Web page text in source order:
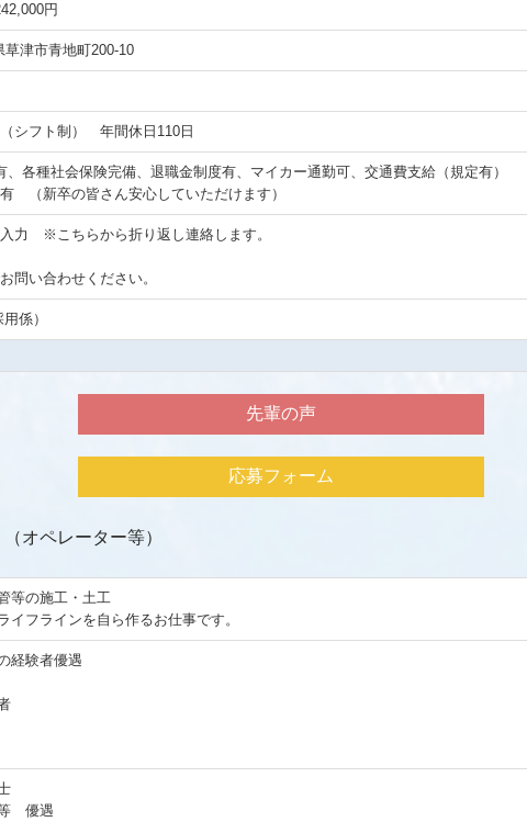
円
草津市青地町200-10
シフト制） 年間休日110日
、各種社会保険完備、退職金制度有、マイカー通勤可、交通費支給（規定有）
（新卒の皆さん安心していただけます）
入力 ※こちらから折り返し連絡します。
問い合わせください。
用係）
先輩の声
応募フォーム
オペレーター等）
等の施工・土工
イフラインを自ら作るお仕事です。
経験者優遇
優遇